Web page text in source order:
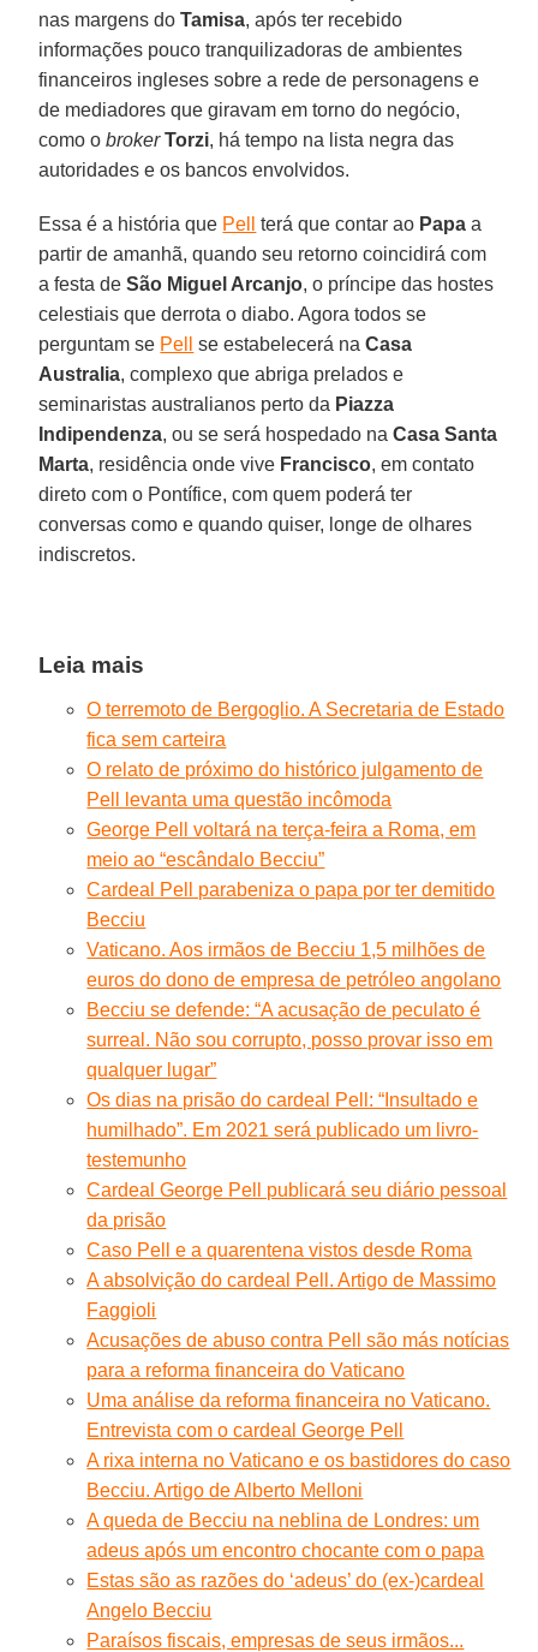
nas margens doTamisa, após ter recebido
informações pouco tranquilizadoras de ambientes
financeiros ingleses sobre a rede de personagens e
de mediadores que giravam em torno do negócio,
como obroker Torzi, há tempo na lista negra das
autoridades e os bancos envolvidos.
Essa é a história que Pell terá que contar ao Papa a
partir de amanhã, quando seu retorno coincidirá com
a festa deSão Miguel Arcanjo, o príncipe das hostes
celestiais que derrota o diabo. Agora todos se
perguntam se Pell se estabelecerá naCasa
Australia, complexo que abriga prelados e
seminaristas australianos perto da Piazza
Indipendenza, ou se será hospedado naCasa Santa
Marta, residência onde vive Francisco, em contato
direto com o Pontífice, com quem poderá ter
conversas como e quando quiser, longe de olhares
indiscretos.
Leia mais
O terremoto de Bergoglio. A Secretaria de Estado
fica sem carteira
O relato de próximo do histórico julgamento de
Pell levanta uma questão incômoda
George Pell voltará na terça-feira a Roma, em
meio ao “escândalo Becciu”
Cardeal Pell parabeniza o papa por ter demitido
Becciu
Vaticano. Aos irmãos de Becciu 1,5 milhões de
euros do dono de empresa de petróleo angolano
Becciu se defende: “A acusação de peculato é
surreal. Não sou corrupto, posso provar isso em
qualquer lugar”
Os dias na prisão do cardeal Pell: “Insultado e
humilhado”. Em 2021 será publicado um livro-
testemunho
Cardeal George Pell publicará seu diário pessoal
da prisão
Caso Pell e a quarentena vistos desde Roma
A absolvição do cardeal Pell. Artigo de Massimo
Faggioli
Acusações de abuso contra Pell são más notícias
para a reforma financeira do Vaticano
Uma análise da reforma financeira no Vaticano.
Entrevista com o cardeal George Pell
A rixa interna no Vaticano e os bastidores do caso
Becciu. Artigo de Alberto Melloni
A queda de Becciu na neblina de Londres: um
adeus após um encontro chocante com o papa
Estas são as razões do ‘adeus’ do (ex-)cardeal
Angelo Becciu
Paraísos fiscais, empresas de seus irmãos...